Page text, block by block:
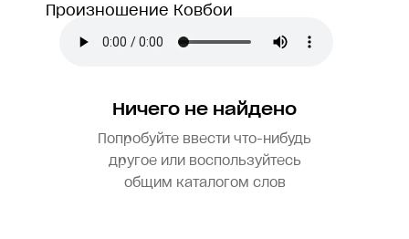
Произношение Ковбои
Ничего не найдено
Попробуйте ввести что-нибудь
другое или воспользуйтесь
общим каталогом слов